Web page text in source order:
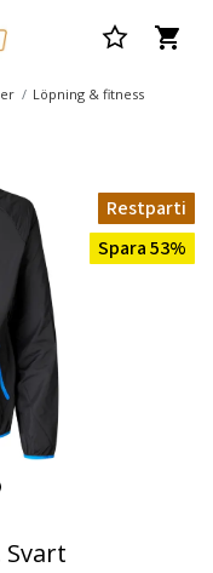
Löpning & fitness
Restparti
Spara 53%